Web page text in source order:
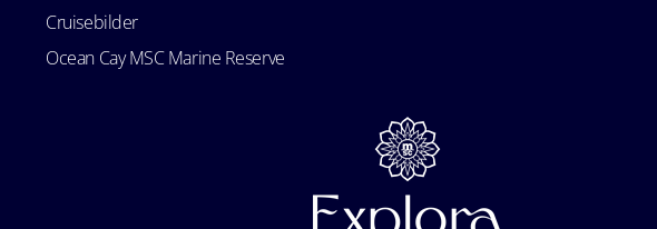
Cruisebilder
Ocean Cay MSC Marine Reserve